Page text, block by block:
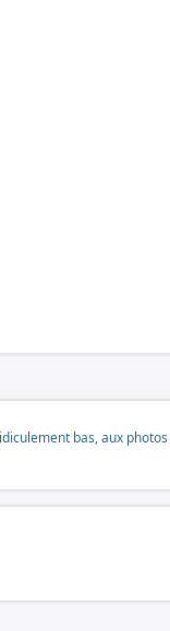
bas, aux photos